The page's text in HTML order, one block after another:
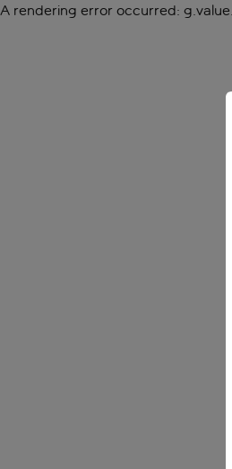
A rendering error occurred: